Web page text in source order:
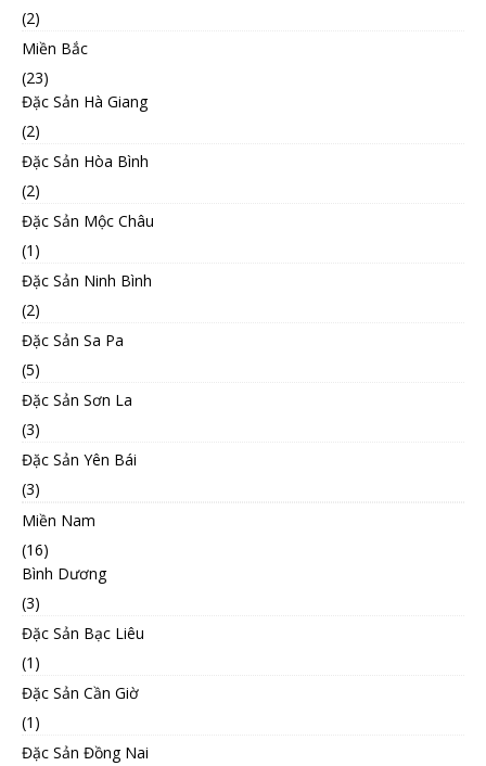
(2)
Miền Bắc
(23)
Đặc Sản Hà Giang
(2)
Đặc Sản Hòa Bình
(2)
Đặc Sản Mộc Châu
(1)
Đặc Sản Ninh Bình
(2)
Đặc Sản Sa Pa
(5)
Đặc Sản Sơn La
(3)
Đặc Sản Yên Bái
(3)
Miền Nam
(16)
Bình Dương
(3)
Đặc Sản Bạc Liêu
(1)
Đặc Sản Cần Giờ
(1)
Đặc Sản Đồng Nai